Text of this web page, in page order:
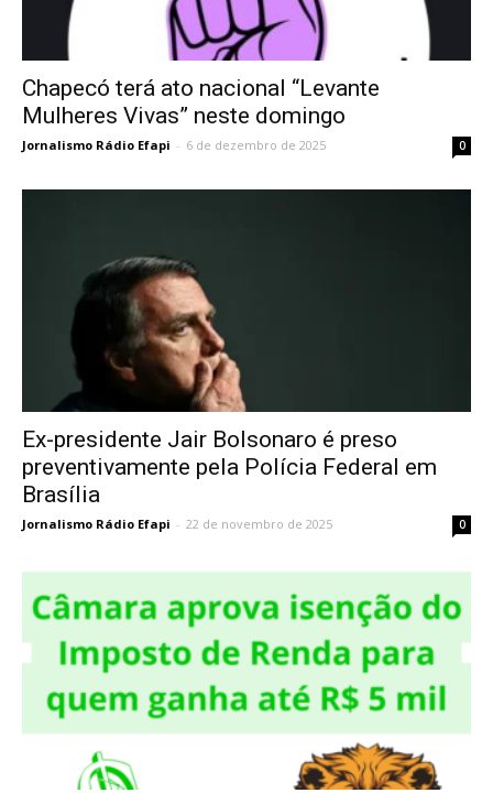
Chapecó terá ato nacional “Levante
Mulheres Vivas” neste domingo
Jornalismo Rádio Efapi - 6 de dezembro de 2025 0
Ex-presidente Jair Bolsonaro é preso
preventivamente pela Polícia Federal em
Brasília
Jornalismo Rádio Efapi - 22 de novembro de 2025 0